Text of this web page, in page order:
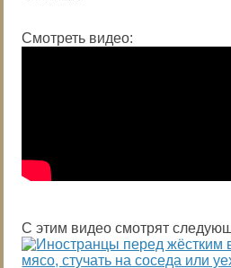
Смотреть видео:
С этим видео смотрят